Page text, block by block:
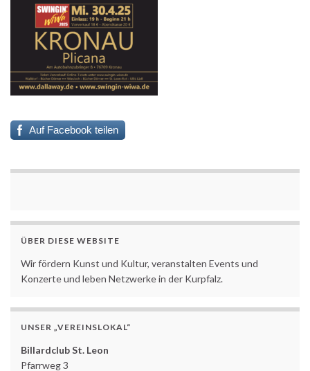
Auf Facebook teilen
ÜBER DIESE WEBSITE
Wir fördern Kunst und Kultur, veranstalten Events und
Konzerte und leben Netzwerke in der Kurpfalz.
UNSER „VEREINSLOKAL“
Billardclub St. Leon
Pfarrweg 3